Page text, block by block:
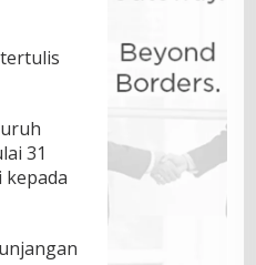
tertulis
31